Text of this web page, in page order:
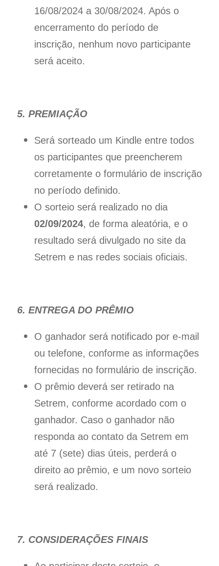
16/08/2024 a 30/08/2024. Após o
encerramento do período de
inscrição, nenhum novo participante
será aceito.
5. PREMIAÇÃO
Será sorteado um Kindle entre todos
os participantes que preencherem
corretamente o formulário de inscrição
no período definido.
O sorteio será realizado no dia
02/09/2024, de forma aleatória, e o
resultado será divulgado no site da
Setrem e nas redes sociais oficiais.
6. ENTREGA DO PRÊMIO
O ganhador será notificado por e-mail
ou telefone, conforme as informações
fornecidas no formulário de inscrição.
O prêmio deverá ser retirado na
Setrem, conforme acordado com o
ganhador. Caso o ganhador não
responda ao contato da Setrem em
até 7 (sete) dias úteis, perderá o
direito ao prêmio, e um novo sorteio
será realizado.
7. CONSIDERAÇÕES FINAIS